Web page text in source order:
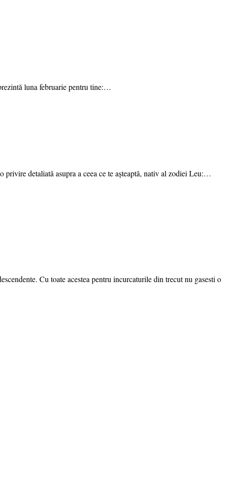
luna februarie pentru tine:…
detaliată asupra a ceea ce te așteaptă, nativ al zodiei Leu:…
Cu toate acestea pentru incurcaturile din trecut nu gasesti o